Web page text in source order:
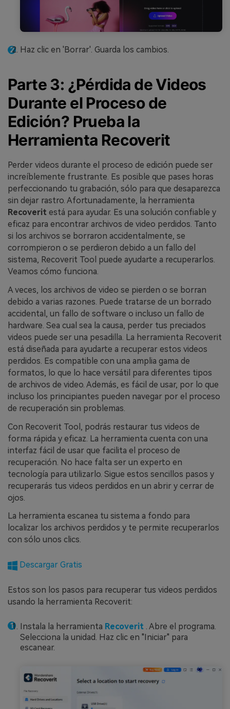
Haz clic en 'Borrar'. Guarda los cambios.
Parte 3: ¿Pérdida de Videos
Durante el Proceso de
Edición? Prueba la
Herramienta Recoverit
Perder videos durante el proceso de edición puede ser
increíblemente frustrante. Es posible que pases horas
perfeccionando tu grabación, sólo para que desaparezca
sin dejar rastro. Afortunadamente, la herramienta
Recoverit está para ayudar. Es una solución confiable y
eficaz para encontrar archivos de video perdidos. Tanto
si los archivos se borraron accidentalmente, se
corrompieron o se perdieron debido a un fallo del
sistema, Recoverit Tool puede ayudarte a recuperarlos.
Veamos cómo funciona.
A veces, los archivos de video se pierden o se borran
debido a varias razones. Puede tratarse de un borrado
accidental, un fallo de software o incluso un fallo de
hardware. Sea cual sea la causa, perder tus preciados
videos puede ser una pesadilla. La herramienta Recoverit
está diseñada para ayudarte a recuperar estos videos
perdidos. Es compatible con una amplia gama de
formatos, lo que lo hace versátil para diferentes tipos
de archivos de video. Además, es fácil de usar, por lo que
incluso los principiantes pueden navegar por el proceso
de recuperación sin problemas.
Con Recoverit Tool, podrás restaurar tus videos de
forma rápida y eficaz. La herramienta cuenta con una
interfaz fácil de usar que facilita el proceso de
recuperación. No hace falta ser un experto en
tecnología para utilizarlo. Sigue estos sencillos pasos y
recuperarás tus videos perdidos en un abrir y cerrar de
ojos.
La herramienta escanea tu sistema a fondo para
localizar los archivos perdidos y te permite recuperarlos
con sólo unos clics.
Descargar Gratis
Estos son los pasos para recuperar tus videos perdidos
usando la herramienta Recoverit:
Instala la herramienta Recoverit . Abre el programa.
Selecciona la unidad. Haz clic en "Iniciar" para
escanear.